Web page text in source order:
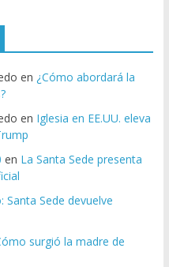
en ¿Cómo abordará la
en Iglesia en EE.UU. eleva
en La Santa Sede presenta
Santa Sede devuelve
surgió la madre de